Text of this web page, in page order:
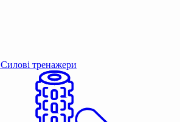
Силові тренажери